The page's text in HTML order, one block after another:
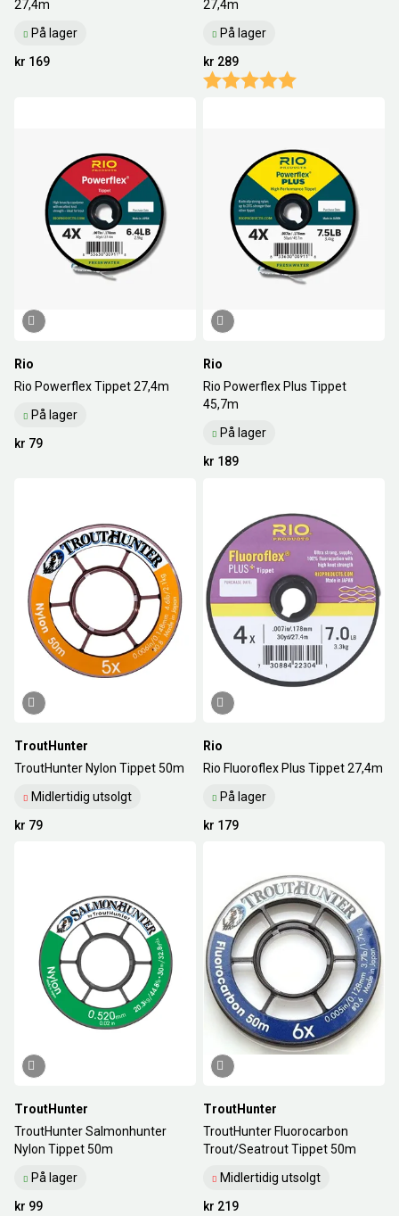
27,4m
På lager
kr 169
27,4m
På lager
kr 289
Karakter:
Rio
Rio Powerflex Tippet 27,4m
På lager
kr 79
Rio
Rio Powerflex Plus Tippet
45,7m
På lager
kr 189
TroutHunter
TroutHunter Nylon Tippet 50m
Midlertidig utsolgt
kr 79
Rio
Rio Fluoroflex Plus Tippet 27,4m
På lager
kr 179
TroutHunter
TroutHunter Salmonhunter
Nylon Tippet 50m
På lager
kr 99
TroutHunter
TroutHunter Fluorocarbon
Trout/Seatrout Tippet 50m
Midlertidig utsolgt
kr 219